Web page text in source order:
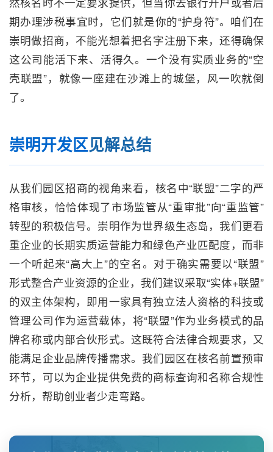
期办理涉税事宜时，它们就是你的“护身符”。咱们在
崇明做招商，不能光想着把名字注册下来，还得确保
这公司能活下来、活得久。一个没有实质业务的“空
壳联盟”，就像一座建在沙滩上的城堡，风一吹就倒
了。
崇明开发区见解总结
从我们园区招商的视角来看，核名中“联盟”二字的严
格审核，恰恰体现了市场监管从“重审批”向“重监管”
转型的积极信号。崇明作为世界级生态岛，我们更看
重企业的长期实质运营能力和绿色产业匹配度，而非
一个听起来“高大上”的空名。对于确实需要以“联盟”
形式整合产业资源的企业，我们建议采取“实体+联盟”
的双主体架构，即用一家具有独立法人资格的科技或
管理公司作为运营载体，将“联盟”作为业务模式的品
牌名称或内部合伙形式。这既符合法律合规要求，又
能满足企业品牌传播需求。我们园区在核名前置预审
环节，可以为企业提供免费的商标查询和名称合规性
分析，帮助创业者少走弯路。